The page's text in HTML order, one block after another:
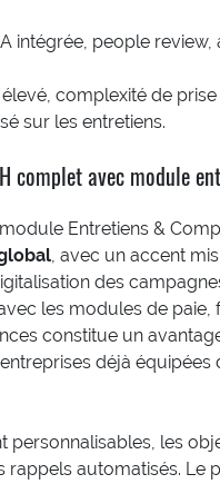
intégrée, people review,
complexité de prise
sur les entretiens.
complet avec module
Entretiens &
, avec un accent
des
les modules de paie,
constitue un
déjà équipées
personnalisables, les
rappels automatisés. Le